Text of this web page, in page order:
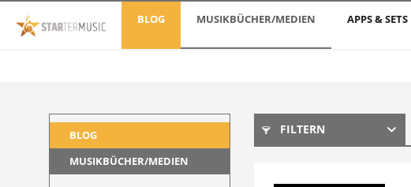
BLOG MUSIKBÜCHER/MEDIEN APPS & SETS
BLOG
MUSIKBÜCHER/MEDIEN
FILTERN